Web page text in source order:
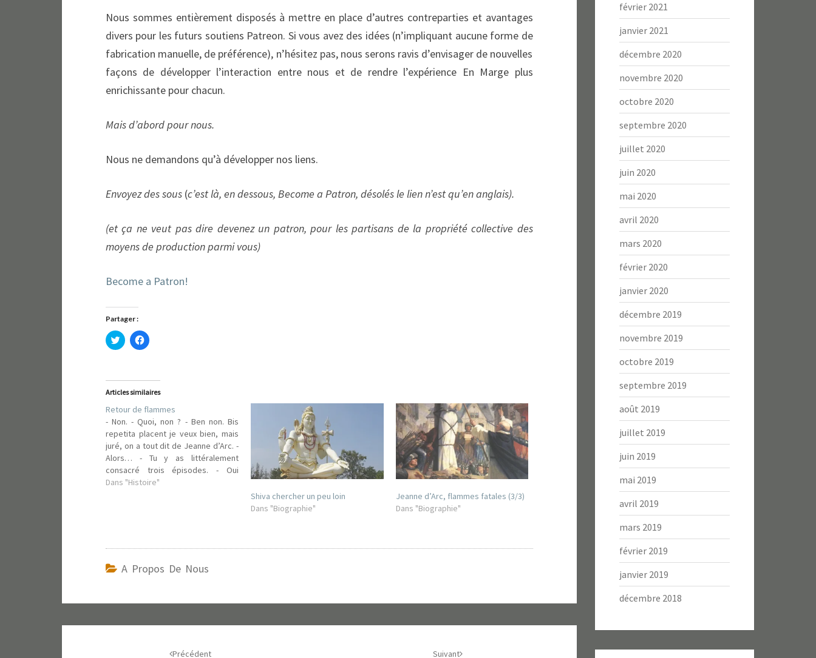
Nous sommes entièrement disposés à mettre en place d’autres contreparties et avantages
divers pour les futurs soutiens Patreon. Si vous avez des idées (n’impliquant aucune forme de
fabrication manuelle, de préférence), n’hésitez pas, nous serons ravis d’envisager de nouvelles
façons de développer l’interaction entre nous et de rendre l’expérience En Marge plus
enrichissante pour chacun.
Mais d’abord pour nous.
Nous ne demandons qu’à développer nos liens.
Envoyez des sous (c’est là, en dessous, Become a Patron, désolés le lien n’est qu’en anglais).
(et ça ne veut pas dire devenez un patron, pour les partisans de la propriété collective des
moyens de production parmi vous)
Become a Patron!
Partager :
C
l
e
p
u
p
a
t
a
g
e
r
s
e
(
o
e
C
l
e
p
u
p
a
t
e
r
s
o
k
(
r
Articles similaires
Retour de flammes
- Non. - Quoi, non ? - Ben non. Bis
repetita placent je veux bien, mais
juré, on a tout dit de Jeanne d’Arc. -
Alors… - Tu y as littéralement
consacré trois épisodes. - Oui
mais… - Mais rien du tout. C’est un
Dans "Histoire"
Shiva chercher un peu loin
Dans "Biographie"
Jeanne d’Arc, flammes fatales (3/3)
Dans "Biographie"
A Propos De Nous
Précédent Suivant
février 2021
janvier 2021
décembre 2020
novembre 2020
octobre 2020
septembre 2020
juillet 2020
juin 2020
mai 2020
avril 2020
mars 2020
février 2020
janvier 2020
décembre 2019
novembre 2019
octobre 2019
septembre 2019
août 2019
juillet 2019
juin 2019
mai 2019
avril 2019
mars 2019
février 2019
janvier 2019
décembre 2018